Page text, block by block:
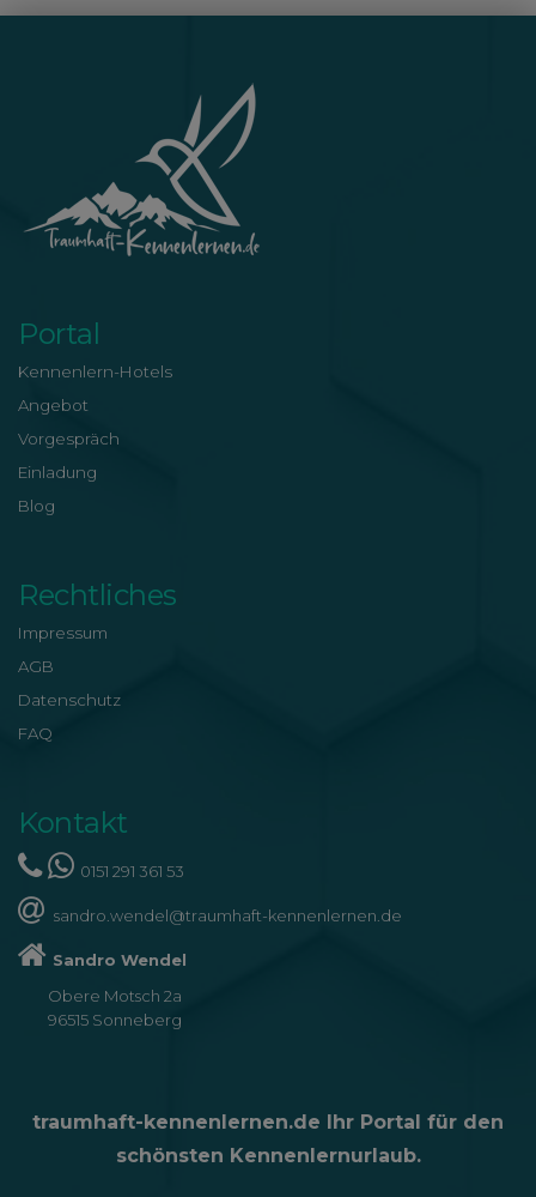
Portal
Kennenlern-Hotels
Angebot
Vorgespräch
Einladung
Blog
Rechtliches
Impressum
AGB
Datenschutz
FAQ
Kontakt
0151 291 361 53
sandro.wendel@traumhaft-kennenlernen.de
Sandro Wendel
Obere Motsch 2a
96515 Sonneberg
traumhaft-kennenlernen.de Ihr Portal für den
schönsten Kennenlernurlaub.